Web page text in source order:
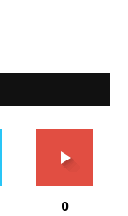
0